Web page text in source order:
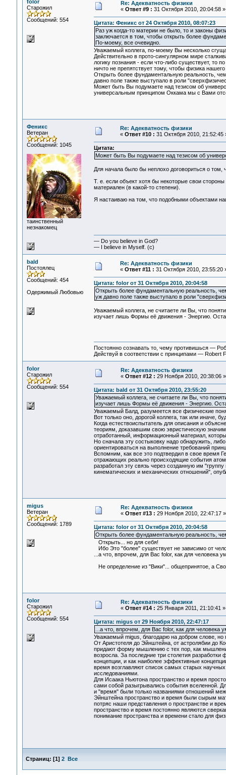
folor
Старожил
Сообщений: 554
Re: Адекватность физики
« Ответ #9 : 31 Октября 2010, 20:04:58 »
Цитата: Феникс от 24 Октября 2010, 08:07:23
Раз уж когда-то материи не было, то и законы
заключается в том, чтобы открыть более
По-моему, все очевидно.
Уважаемый коллега, по-моему Вы несколько
Действительно в прото-сингулярном мире
логику познания - если что-либо существует, то
ничто не препятствует тому, чтобы физика
Открыть более фундаментальную реальность,
давно поле также выступало в роли
Может быть Вы подумаете над тезисом об
универсальным принципом Оккама мы с Вами
Феникс
Ветеран
Сообщений: 1045
таинственный
незнакомец
Re: Адекватность физики
« Ответ #10 : 31 Октября 2010, 21:52:45
Цитата:
Может быть Вы подумаете над тезисом об
Для начала было бы неплохо договориться о том,
Т. е. если объект хотя бы некоторые свои
материален (в какой-то степени).
Я настаиваю на том, что подобными объектами
— Do you believe in God?
— I believe in Myself. (c)
bald
Постоялец
Сообщений: 454
Одержимый Любовью
Re: Адекватность физики
« Ответ #11 : 31 Октября 2010, 23:55:20
Цитата: folor от 31 Октября 2010, 20:04:58
Открыть более фундаментальную реальность,
уж давно поле также выступало в роли
Уважаемый коллега, не считаете ли Вы, что
изучает лишь Формы её движения - Энергию.
Постоянно сознавать то, чему противишься —
Действуй в соответствии с принципами — Robert
folor
Старожил
Сообщений: 554
Re: Адекватность физики
« Ответ #12 : 29 Ноября 2010, 20:38:06 »
Цитата: bald от 31 Октября 2010, 23:55:20
Уважаемый коллега, не считаете ли Вы, что
изучает лишь Формы её движения - Энергию.
Уважаемый Балд, разумеется все физические
Вот только оно, дорогой коллега, так или иначе,
Когда естествоиспытатель для описания и
теориям, доказавшим свою эвристическую
отработанный, информационный материал,
Но сначала эту состыковку надо обнаружить,
ориентироваться на выполнение требований
Вспомним, как все это подтвердил в свое время
отражающих реально происходящие события
разработал эту связь через созданную им
кинематических и механических отношений",
migus
Ветеран
Сообщений: 1789
Re: Адекватность физики
« Ответ #13 : 29 Ноября 2010, 22:47:17 »
Цитата: folor от 31 Октября 2010, 20:04:58
Открыть более фундаментальную реальность,
Открыть... но для себя!
Ибо Это "более" существует не зависимо от
...а что, впрочем, для Вас folor, как для человека
Не определение из "Вики"... общепринятое, а
folor
Старожил
Сообщений: 554
Re: Адекватность физики
« Ответ #14 : 25 Января 2011, 21:10:41 »
Цитата: migus от 29 Ноября 2010, 22:47:17
...а что, впрочем, для Вас folor, как для человека
Уважаемый migus, благодарю на добром слове,
От Аристотеля до Эйнштейна, от астролябии до
придают форму мышлению с тех пор, как
возросла. За последние три столетия
концепции, и как наиболее эффективные
время возглавляют список самых старых
исследованиями.
Для Исаака Ньютона пространство и время
сами собой разыгрывались события вселенной.
и "время" были только названиями отношений
Эйнштейна пространство и время были сырым
потряс наши представления о пространстве и
пространство и время постоянно являются
понимание пространства и времени стало для
Страниц: [1] 2 Все